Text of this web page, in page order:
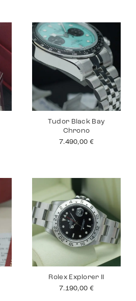
Tudor Black Bay
Chrono
7.490,00 €
Rolex Explorer II
7.190,00 €